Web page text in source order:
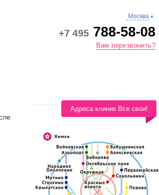
▼
Москва
+7 495 788-58-08
Вам перезвонить?
Адреса клиник Все свои!